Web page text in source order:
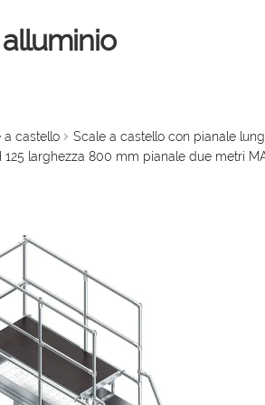
a castello
Scale a castello con pianale
125 larghezza 800 mm pianale due metri